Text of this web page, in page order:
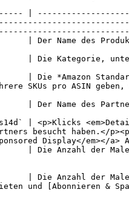
|
Name des
Die Kategorie, unter
*Amazon Standard
SKUs pro ASIN
des Partners
besucht haben.</
Display</
| Die Anzahl der
der Male, in
[Abonnieren &